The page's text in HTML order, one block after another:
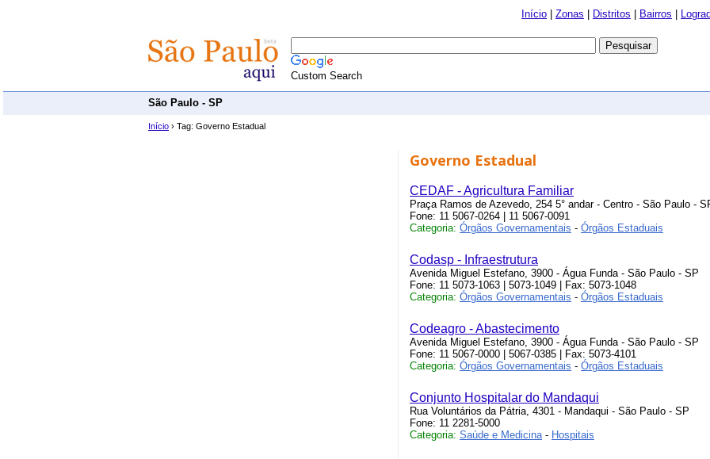
Início Zonas Distritos Bairros
Custom Search
São Paulo - SP
Início › Tag: Governo Estadual
Governo Estadual
CEDAF - Agricultura Familiar
Praça Ramos de Azevedo, 254 5° andar - Centro - São Paulo -
Fone: 11 5067-0264 | 11 5067-0091
Categoria: Órgãos Governamentais - Órgãos Estaduais
Codasp - Infraestrutura
Avenida Miguel Estefano, 3900 - Água Funda - São Paulo - SP
Fone: 11 5073-1063 | 5073-1049 | Fax: 5073-1048
Categoria: Órgãos Governamentais - Órgãos Estaduais
Codeagro - Abastecimento
Avenida Miguel Estefano, 3900 - Água Funda - São Paulo - SP
Fone: 11 5067-0000 | 5067-0385 | Fax: 5073-4101
Categoria: Órgãos Governamentais - Órgãos Estaduais
Conjunto Hospitalar do Mandaqui
Rua Voluntários da Pátria, 4301 - Mandaqui - São Paulo - SP
Fone: 11 2281-5000
Categoria: Saúde e Medicina- Hospitais